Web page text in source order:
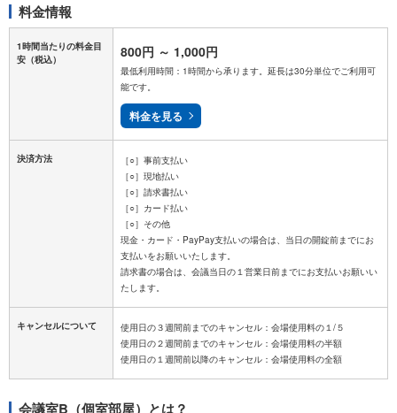
料金情報
1時間当たりの料金目
安 （税込） 800円 ～ 1,000円
最低利用時間：1時間から承ります。延長は30分単位でご利用可
能です。
料金を見る
決済方法
［○］事前支払い
［○］現地払い
［○］請求書払い
［○］カード払い
［○］その他
現金・カード・PayPay支払いの場合は、当日の開錠前までにお
支払いをお願いいたします。
請求書の場合は、会議当日の１営業日前までにお支払いお願いい
キャンセルについて
使用日の３週間前までのキャンセル：会場使用料の１/５
使用日の２週間前までのキャンセル：会場使用料の半額
会議室B（個室部屋）とは？